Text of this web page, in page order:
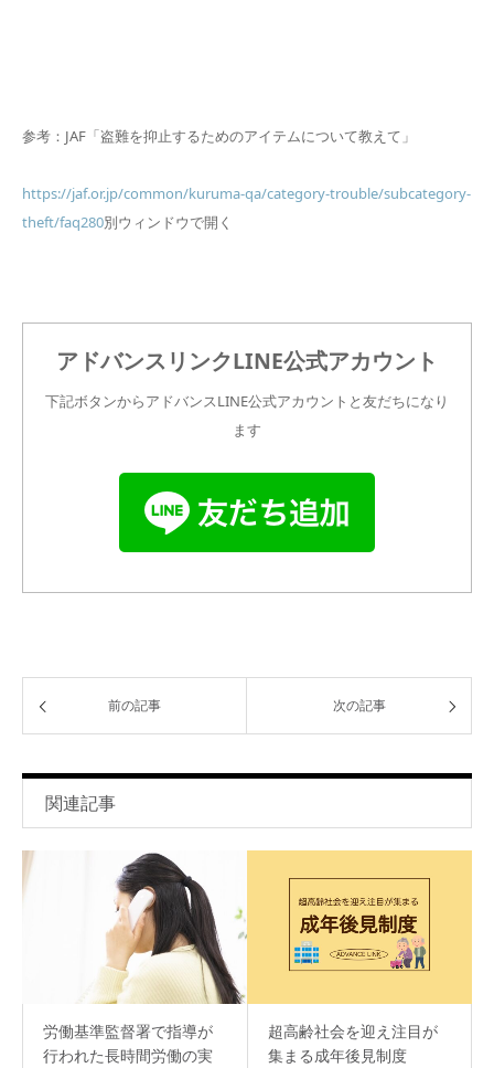
参考：JAF「盗難を抑止するためのアイテムについて教えて」
https://jaf.or.jp/common/kuruma-qa/category-trouble/subcategory-
theft/faq280別ウィンドウで開く
アドバンスリンクLINE公式アカウント
下記ボタンからアドバンスLINE公式アカウントと友だちになり
ます
前の記事 次の記事
関連記事
労働基準監督署で指導が
行われた長時間労働の実
超高齢社会を迎え注目が
集まる成年後見制度